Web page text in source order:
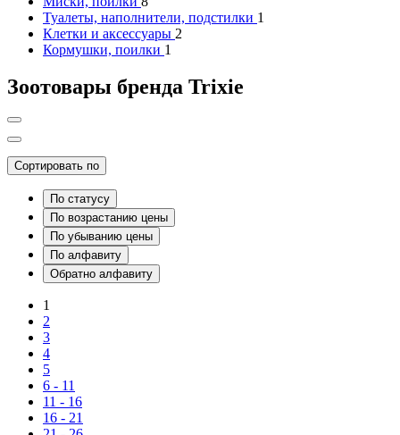
Туалеты, наполнители, подстилки 1
Клетки и аксессуары 2
Кормушки, поилки 1
Зоотовары бренда Trixie
Сортировать по
По статусу
По возрастанию цены
По убыванию цены
По алфавиту
Обратно алфавиту
1
2
3
4
5
6 - 11
11 - 16
16 - 21